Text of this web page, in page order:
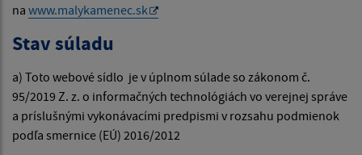
na www.malykamenec.sk
Stav súladu
a) Toto webové sídlo je v úplnom súlade so zákonom č.
95/2019 Z. z. o informačných technológiách vo verejnej správe
a príslušnými vykonávacími predpismi v rozsahu podmienok
podľa smernice (EÚ) 2016/2012